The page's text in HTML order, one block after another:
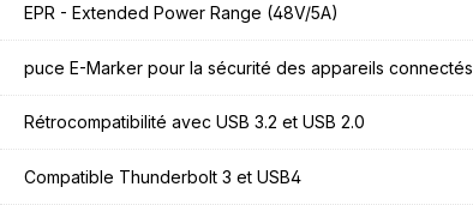
EPR - Extended Power Range (48V/5A)
puce E-Marker pour la sécurité des appareils connectés
Rétrocompatibilité avec USB 3.2 et USB 2.0
Compatible Thunderbolt 3 et USB4